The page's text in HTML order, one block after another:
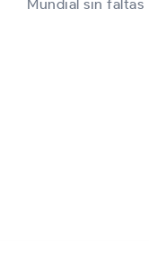
Mundial sin faltas